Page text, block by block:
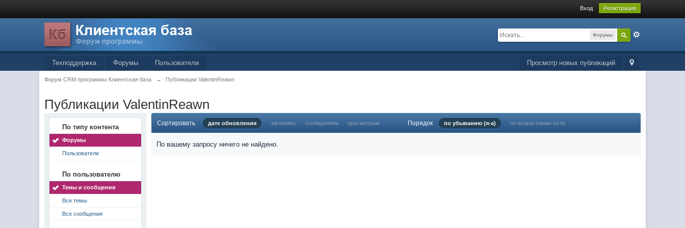
Вход Регистрация
Форумы
Просмотр новых публикаций
Техподдержка Форумы Пользователи
Форум CRM программы Клиентская база → Публикации ValentinReawn
Публикации ValentinReawn
По типу контента
Форумы
Пользователи
По пользователю
Темы и сообщения
Все темы
Все сообщения
Сортировать дате обновления заголовку сообщениям просмотрам Порядок по убыванию (я-а) по возрастанию (а-я)
По вашему запросу ничего не найдено.